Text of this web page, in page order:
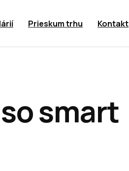
Prieskum trhu Kontakt
smart